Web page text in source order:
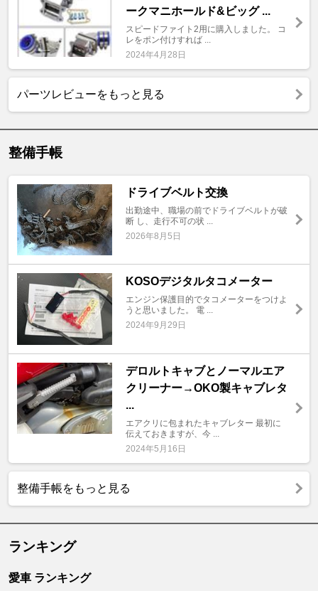
ークマニホールド&ビッグ ...
スピードファイト2用に購入しました。 コ
レをポン付けすれば ...
2024年4月28日
パーツレビューをもっと見る
整備手帳
ドライブベルト交換
出勤途中、職場の前でドライブベルトが破
断 し、走行不可の状 ...
2026年8月5日
KOSOデジタルタコメーター
エンジン保護目的でタコメーターをつけよ
うと思いました。 電 ...
2024年9月29日
デロルトキャブとノーマルエア
クリーナー→OKO製キャブレタ
...
エアクリに包まれたキャブレター 最初に
伝えておきますが、今 ...
2024年5月16日
整備手帳をもっと見る
ランキング
愛車 ランキング